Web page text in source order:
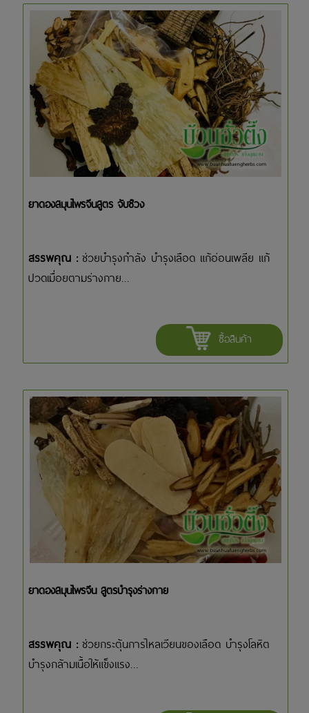
ยาดองสมุนไพรจีนสูตร จับช๊วง
สรรพคุณ : ช่วยบำรุงกำลัง บำรุงเลือด แก้อ่อนเพลีย แก้
ปวดเมื่อยตามร่างกาย...
ซื้อสินค้า
ยาดองสมุนไพรจีน สูตรบำรุงร่างกาย
สรรพคุณ : ช่วยกระตุ้นการไหลเวียนของเลือด บำรุงโลหิต
บำรุงกล้ามเนื้อให้แข็งแรง...